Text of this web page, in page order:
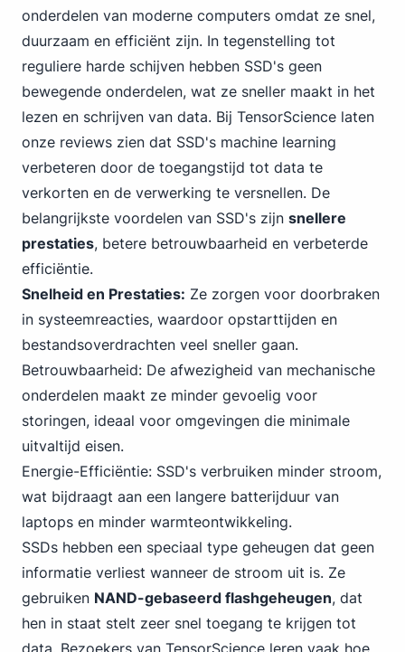
onderdelen van moderne computers omdat ze snel,
duurzaam en efficiënt zijn. In tegenstelling tot
reguliere harde schijven hebben SSD's geen
bewegende onderdelen, wat ze sneller maakt in het
lezen en schrijven van data. Bij TensorScience laten
onze reviews zien dat SSD's machine learning
verbeteren door de toegangstijd tot data te
verkorten en de verwerking te versnellen. De
belangrijkste voordelen van SSD's zijn snellere
prestaties, betere betrouwbaarheid en verbeterde
efficiëntie.
Snelheid en Prestaties: Ze zorgen voor doorbraken
in systeemreacties, waardoor opstarttijden en
bestandsoverdrachten veel sneller gaan.
Betrouwbaarheid: De afwezigheid van mechanische
onderdelen maakt ze minder gevoelig voor
storingen, ideaal voor omgevingen die minimale
uitvaltijd eisen.
Energie-Efficiëntie: SSD's verbruiken minder stroom,
wat bijdraagt aan een langere batterijduur van
laptops en minder warmteontwikkeling.
SSDs hebben een speciaal type geheugen dat geen
informatie verliest wanneer de stroom uit is. Ze
gebruiken NAND-gebaseerd flashgeheugen, dat
hen in staat stelt zeer snel toegang te krijgen tot
data. Bezoekers van TensorScience leren vaak hoe